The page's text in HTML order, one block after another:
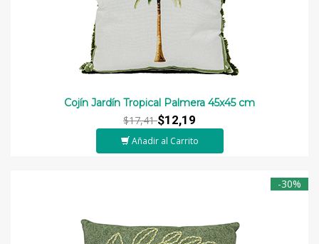
Cojín Jardín Tropical Palmera 45x45 cm
$17,41$12,19
Añadir al Carrito
-30%